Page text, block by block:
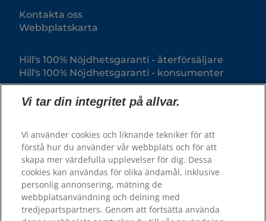
Kontakta oss
Webbplatskarta
Hill's 100% Nöjdhetsgaranti - återförsäljare
Hill's 100% Nöjdhetsgaranti - konsumenter
© 2025 Hill's Pet Nutrition, Inc.
All rights reserved.
Vi tar din integritet på allvar.
Vi använder cookies och liknande tekniker för att
förstå hur du använder vår webbplats och för att
skapa mer värdefulla upplevelser för dig. Dessa
cookies kan användas för olika ändamål, inklusive
personlig annonsering, mätning de
webbplatsanvändning och delning med
tredjepartspartners. Genom att fortsätta använda